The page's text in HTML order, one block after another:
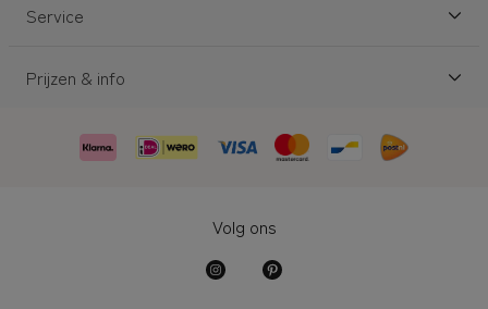
Service
Prijzen & info
Volg ons